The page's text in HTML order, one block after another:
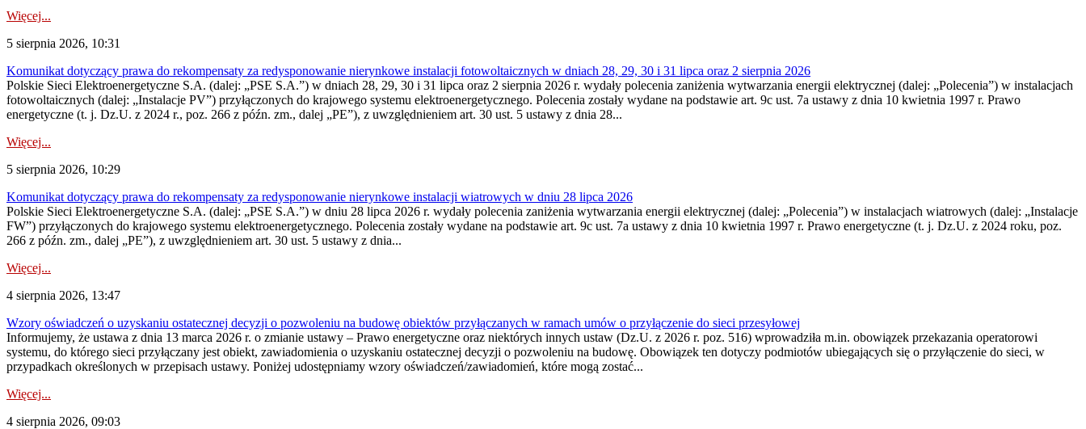
Więcej...
5 sierpnia 2026, 10:31
Komunikat dotyczący prawa do rekompensaty za redysponowanie nierynkowe instalacji fotowoltaicznych w dniach 28, 29, 30 i 31 lipca oraz 2 sierpnia 2026
Polskie Sieci Elektroenergetyczne S.A. (dalej: „PSE S.A.”) w dniach 28, 29, 30 i 31 lipca oraz 2 sierpnia 2026 r. wydały polecenia zaniżenia wytwarzania energii elektrycznej (dalej: „Polecenia”) w instalacjach
fotowoltaicznych (dalej: „Instalacje PV”) przyłączonych do krajowego systemu elektroenergetycznego. Polecenia zostały wydane na podstawie art. 9c ust. 7a ustawy z dnia 10 kwietnia 1997 r. Prawo
energetyczne (t. j. Dz.U. z 2024 r., poz. 266 z późn. zm., dalej „PE”), z uwzględnieniem art. 30 ust. 5 ustawy z dnia 28...
Więcej...
5 sierpnia 2026, 10:29
Komunikat dotyczący prawa do rekompensaty za redysponowanie nierynkowe instalacji wiatrowych w dniu 28 lipca 2026
Polskie Sieci Elektroenergetyczne S.A. (dalej: „PSE S.A.”) w dniu 28 lipca 2026 r. wydały polecenia zaniżenia wytwarzania energii elektrycznej (dalej: „Polecenia”) w instalacjach wiatrowych (dalej: „Instalacje
FW”) przyłączonych do krajowego systemu elektroenergetycznego. Polecenia zostały wydane na podstawie art. 9c ust. 7a ustawy z dnia 10 kwietnia 1997 r. Prawo energetyczne (t. j. Dz.U. z 2024 roku, poz.
266 z późn. zm., dalej „PE”), z uwzględnieniem art. 30 ust. 5 ustawy z dnia...
Więcej...
4 sierpnia 2026, 13:47
Wzory oświadczeń o uzyskaniu ostatecznej decyzji o pozwoleniu na budowę obiektów przyłączanych w ramach umów o przyłączenie do sieci przesyłowej
Informujemy, że ustawa z dnia 13 marca 2026 r. o zmianie ustawy – Prawo energetyczne oraz niektórych innych ustaw (Dz.U. z 2026 r. poz. 516) wprowadziła m.in. obowiązek przekazania operatorowi
systemu, do którego sieci przyłączany jest obiekt, zawiadomienia o uzyskaniu ostatecznej decyzji o pozwoleniu na budowę. Obowiązek ten dotyczy podmiotów ubiegających się o przyłączenie do sieci, w
przypadkach określonych w przepisach ustawy. Poniżej udostępniamy wzory oświadczeń/zawiadomień, które mogą zostać...
Więcej...
4 sierpnia 2026, 09:03